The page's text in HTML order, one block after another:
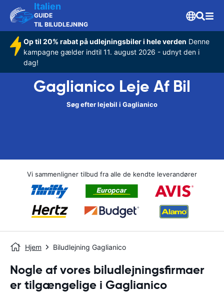
Italien
GUIDE
TIL BILUDLEJNING
Op til 20% rabat på udlejningsbiler i hele verden Denne
kampagne gælder indtil 11. august 2026 - udnyt den i
dag!
Gaglianico Leje Af Bil
Søg efter lejebil i Gaglianico
Vi sammenligner tilbud fra alle de kendte leverandører
Hjem Biludlejning Gaglianico
Nogle af vores biludlejningsfirmaer
er tilgængelige i Gaglianico